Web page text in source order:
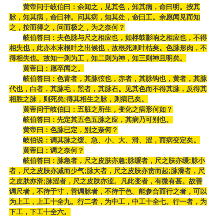
黄帝问于岐伯曰：余闻之，见其色，知其病，命曰明。按其
脉，知其病，命曰神。问其病，知其处，命曰工。余愿闻见而知
之，按而得之，问而极之，为之奈何？
岐伯答曰：夫色脉与尺之相应也，如桴鼓影响之相应也，不得
相失也，此亦本末根叶之出候也，故根死则叶枯矣。色脉形肉，不
得相失也。故知一则为工，知二则为神，知三则神且明矣。
黄帝曰：愿卒闻之。
岐伯答曰：色青者，其脉弦也，赤者，其脉钩也，黄者，其脉
代也，白者，其脉毛，黑者，其脉石。见其色而不得其脉，反得其
相胜之脉，则死矣;得其相生之脉，则病已矣。
黄帝问于岐伯曰：五脏之所生，变化之病形何如？
岐伯答曰：先定其五色五脉之应，其病乃可别也。
黄帝曰：色脉已定，别之奈何？
岐伯说：调其脉之缓、急、小、大、滑、涩，而病变定矣。
黄帝曰：调之奈何？
岐伯答曰：脉急者，尺之皮肤亦急;脉缓者，尺之肤亦缓;脉小
者，尺之皮肤亦减而少气;脉大者，尺之皮肤亦贲而起;脉滑者，尺
之皮肤亦滑;脉涩者，尺之皮肤亦涩。凡此变者，有微有甚。故善
调尺者，不待于寸，善调脉者，不待于色。能参合而行之者，可以
为上工，上工十全九。行二者，为中工，中工十全七。行一者，为
下工，下工十全六。